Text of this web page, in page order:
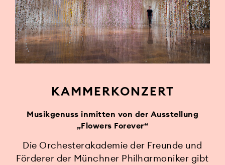
KAMMERKONZERT
Musikgenuss inmitten von der Ausstellung
„Flowers Forever“
Die Orchesterakademie der Freunde und
Förderer der Münchner Philharmoniker gibt